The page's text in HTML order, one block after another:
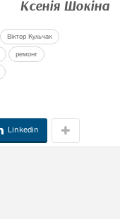
Ксенія Шокіна
Віктор Кульчак
ремонт
Linkedin